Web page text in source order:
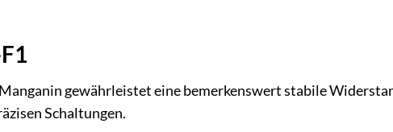
Manganin gewährleistet eine bemerkenswert stabile
Schaltungen.